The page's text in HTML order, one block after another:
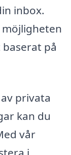
inbox.
på
privata
kan du
vår